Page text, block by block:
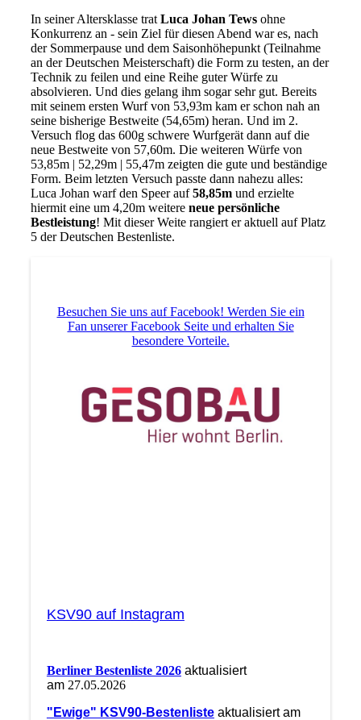
In seiner Altersklasse tratLuca Johan Tewsohne
Konkurrenz an - sein Ziel für diesen Abend war es, nach
der Sommerpause und dem Saisonhöhepunkt (Teilnahme
an der Deutschen Meisterschaft) die Form zu testen, an der
Technik zu feilen und eine Reihe guter Würfe zu
absolvieren. Und dies gelang ihm sogar sehr gut. Bereits
mit seinem ersten Wurf von 53,93m kam er schon nah an
seine bisherige Bestweite (54,65m) heran. Und im 2.
Versuch flog das 600g schwere Wurfgerät dann auf die
neue Bestweite von 57,60m. Die weiteren Würfe von
53,85m | 52,29m | 55,47m zeigten die gute und beständige
Form. Beim letzten Versuch passte dann nahezu alles:
Luca Johan warf den Speer auf58,85mund erzielte
hiermit eine um 4,20m weitere neue persönliche
Bestleistung! Mit dieser Weite rangiert er aktuell auf Platz
5 der Deutschen Bestenliste.
Besuchen Sie uns auf Facebook! Werden Sie ein
Fan unserer Facebook Seite und erhalten Sie
besondere Vorteile.
KSV90 auf Instagram
Berliner Bestenliste 2026 aktualisiert
am 27.05.2026
"Ewige" KSV90-Bestenlisteaktualisiert am